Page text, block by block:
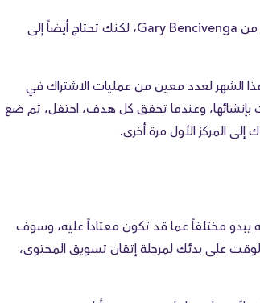
أعتقد أنه من الرائع أنك ترغب في أن تكون كاتب محتوى أفضل من Gary Bencivenga، لكنك تحتاج أيضاً إلى
الشهر لعدد معين من عمليات الاشتراك في
بإنشائها، وعندما تحقق كل هدف، احتفل، ثم ضع
المركز الأول مرة أخرى.
يبدو مختلفاً عما قد تكون معتاداً عليه، وسوف
على بدئك لمرحلة إتقان تسويق المحتوى،